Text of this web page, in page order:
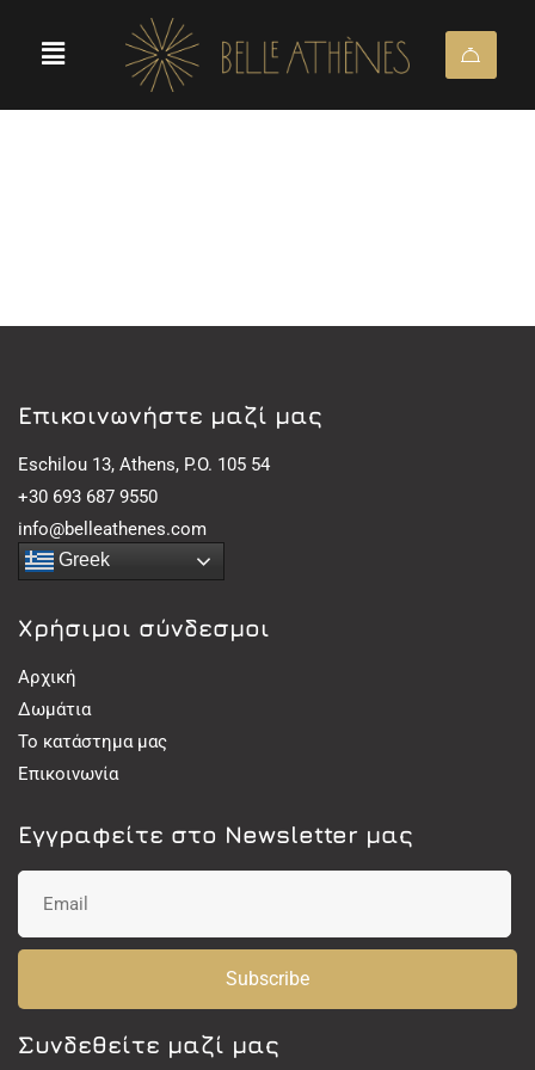
Eπικοινωνήστε μαζί μας
Eschilou 13, Athens, P.O. 105 54
+30 693 687 9550
info@belleathenes.com
Greek
Χρήσιμοι σύνδεσμοι
Αρχική
Δωμάτια
Το κατάστημα μας
Επικοινωνία
Εγγραφείτε στο Newsletter μας
Subscribe
Συνδεθείτε μαζί μας